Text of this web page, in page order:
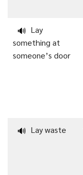
🔊 Lay
something at
someone’s door
🔊 Lay waste